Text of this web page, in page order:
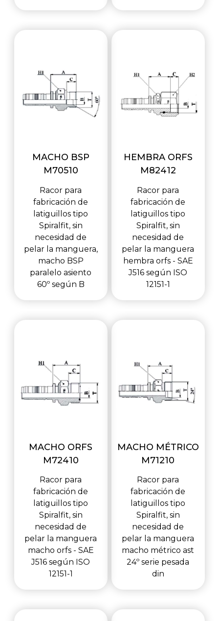
MACHO BSP
M70510
Racor para
fabricación de
latiguillos tipo
Spiralfit, sin
necesidad de
pelar la manguera,
macho BSP
paralelo asiento
60º según B
HEMBRA ORFS
M82412
Racor para
fabricación de
latiguillos tipo
Spiralfit, sin
necesidad de
pelar la manguera
hembra orfs - SAE
J516 según ISO
12151-1
MACHO ORFS
M72410
Racor para
fabricación de
latiguillos tipo
Spiralfit, sin
necesidad de
pelar la manguera
macho orfs - SAE
J516 según ISO
12151-1
MACHO MÉTRICO
M71210
Racor para
fabricación de
latiguillos tipo
Spiralfit, sin
necesidad de
pelar la manguera
macho métrico ast
24º serie pesada
din